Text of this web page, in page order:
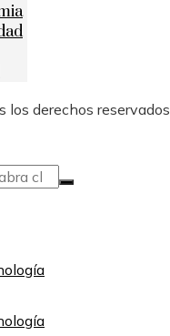
derechos reservados.